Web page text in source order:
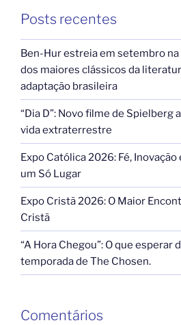
Posts recentes
Ben-Hur estreia em setembro na
dos maiores clássicos da
adaptação brasileira
“Dia D”: Novo filme de Spielberg
vida extraterrestre
Expo Católica 2026: Fé, Inovação
um Só Lugar
Expo Cristã 2026: O Maior
Cristã
“A Hora Chegou”: O que esperar
temporada de The Chosen.
Comentários